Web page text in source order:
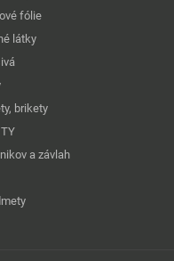
fólie
látky
brikety
a závlah